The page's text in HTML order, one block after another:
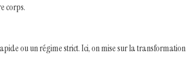
corps.
ou un régime strict. Ici, on mise sur la transformation